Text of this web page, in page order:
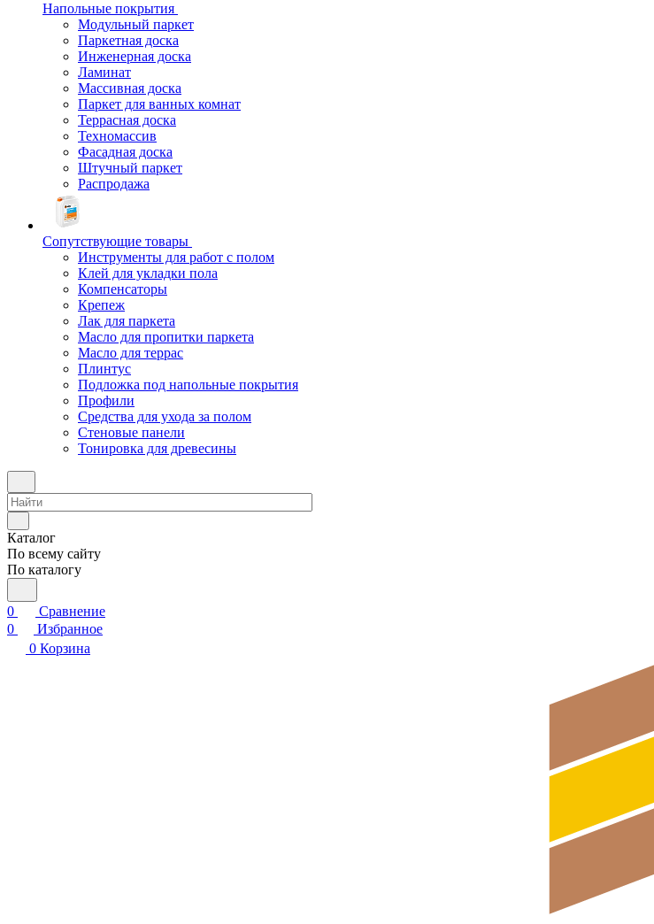
Напольные покрытия
Модульный паркет
Паркетная доска
Инженерная доска
Ламинат
Массивная доска
Паркет для ванных комнат
Террасная доска
Техномассив
Фасадная доска
Штучный паркет
Распродажа
Сопутствующие товары
Инструменты для работ с полом
Клей для укладки пола
Компенсаторы
Крепеж
Лак для паркета
Масло для пропитки паркета
Масло для террас
Плинтус
Подложка под напольные покрытия
Профили
Средства для ухода за полом
Стеновые панели
Тонировка для древесины
Каталог
По всему сайту
По каталогу
0
Сравнение
0
Избранное
0 Корзина